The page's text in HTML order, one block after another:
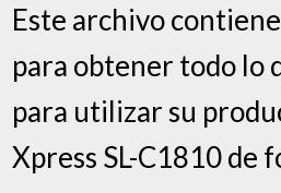
Este archivo
para obtener todo lo
para utilizar su
Xpress SL-C1810 de